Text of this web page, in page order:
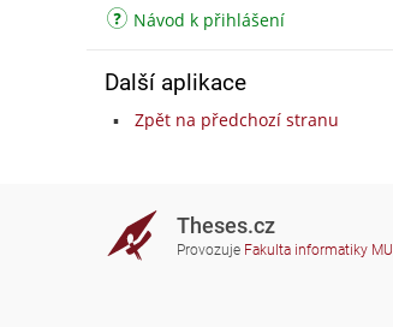
Návod k přihlášení
Další aplikace
Zpět na předchozí stranu
Theses.cz
Provozuje Fakulta informatiky MU